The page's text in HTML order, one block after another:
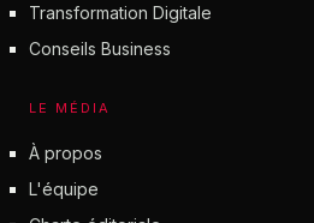
Transformation Digitale
Conseils Business
LE MÉDIA
À propos
L'équipe